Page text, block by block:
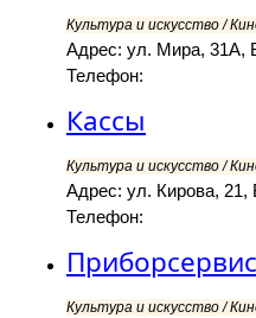
Культура и искусство /
Адрес: ул. Мира, 31А,
Телефон:
Кассы
Культура и искусство /
Адрес: ул. Кирова, 21,
Телефон:
Приборсервис
Культура и искусство /